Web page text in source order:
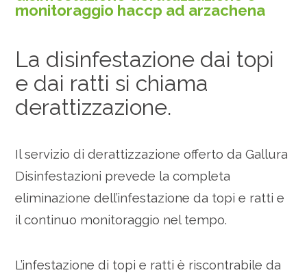
monitoraggio haccp ad arzachena
La disinfestazione dai topi
e dai ratti si chiama
derattizzazione.
Il servizio di derattizzazione offerto da Gallura
Disinfestazioni prevede la completa
eliminazione dell’infestazione da topi e ratti e
il continuo monitoraggio nel tempo.
L’infestazione di topi e ratti è riscontrabile da